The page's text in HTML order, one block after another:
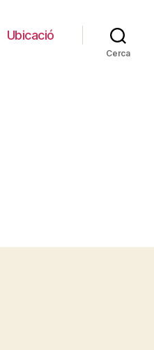
Ubicació
Cerca